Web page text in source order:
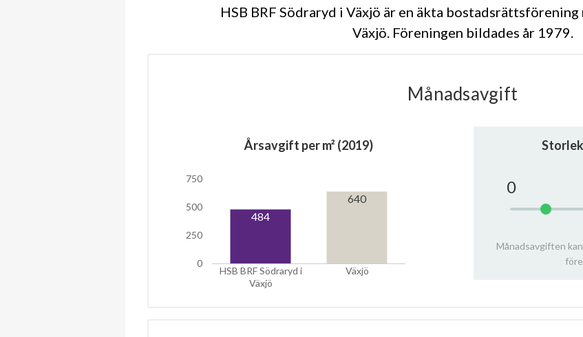
HSB BRF Södraryd i Växjö är en äkta
Växjö. Föreningen bildades år 1979
Månadsavgift
Årsavgift per m² (2019)
HSB BRF Södraryd i
Växjö
Växjö
0
250
500
750
484
640
0
Månadsavgiften